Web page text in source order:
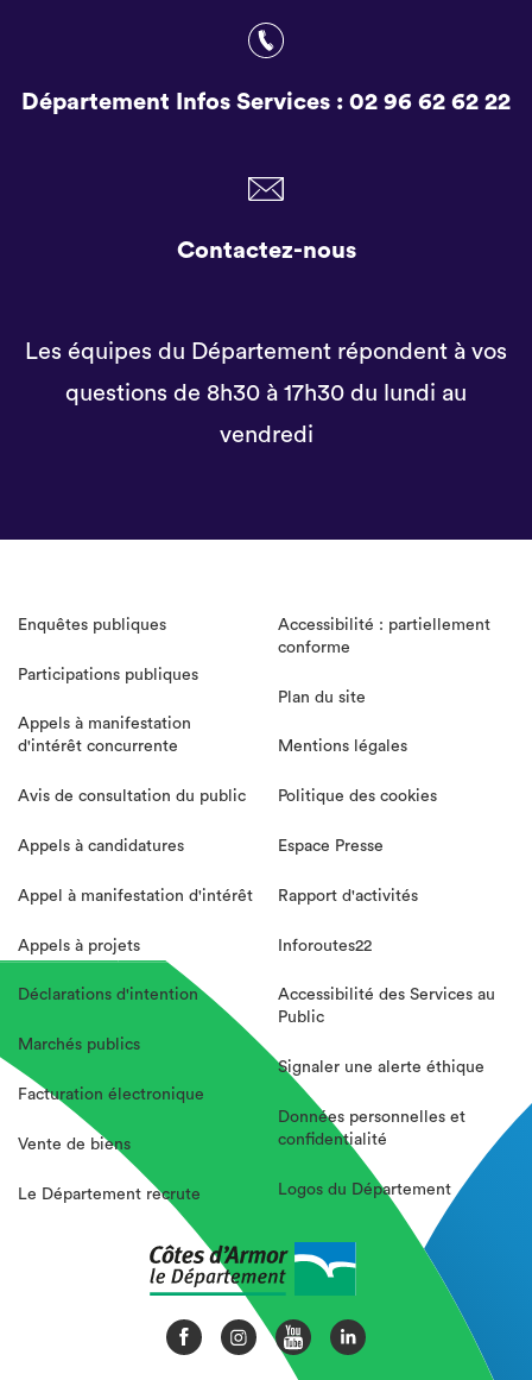
Département Infos Services : 02 96 62 62 22
Contactez-nous
Les équipes du Département répondent à vos
questions de 8h30 à 17h30 du lundi au
vendredi
Enquêtes publiques
Participations publiques
Appels à manifestation
d'intérêt concurrente
Avis de consultation du public
Appels à candidatures
Appel à manifestation d'intérêt
Appels à projets
Déclarations d'intention
Marchés publics
Facturation électronique
Vente de biens
Le Département recrute
Accessibilité : partiellement
conforme
Plan du site
Mentions légales
Politique des cookies
Espace Presse
Rapport d'activités
Inforoutes22
Accessibilité des Services au
Public
Signaler une alerte éthique
Données personnelles et
confidentialité
Logos du Département